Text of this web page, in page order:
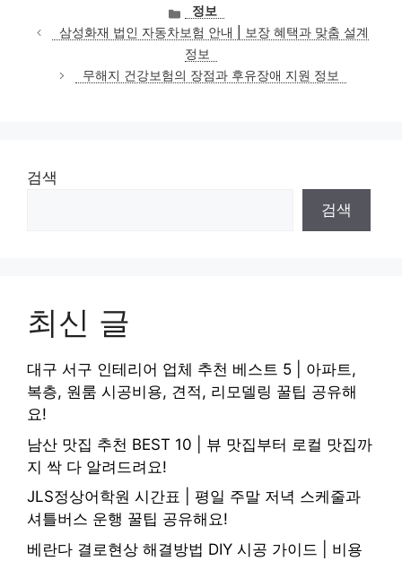
카
테
고
리
정보
삼성화재 법인 자동차보험 안내 | 보장 혜택과 맞춤 설계
정보
무해지 건강보험의 장점과 후유장애 지원 정보
검색
검색
최신 글
대구 서구 인테리어 업체 추천 베스트 5 | 아파트,
복층, 원룸 시공비용, 견적, 리모델링 꿀팁 공유해
요!
남산 맛집 추천 BEST 10 | 뷰 맛집부터 로컬 맛집까
지 싹 다 알려드려요!
JLS정상어학원 시간표 | 평일 주말 저녁 스케줄과
셔틀버스 운행 꿀팁 공유해요!
베란다 결로현상 해결방법 DIY 시공 가이드 | 비용